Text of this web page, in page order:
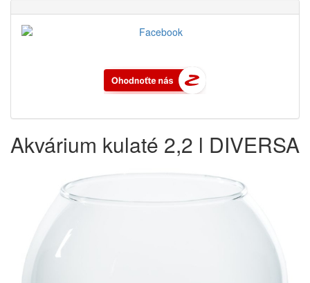
Akvárium kulaté 2,2 l DIVERSA